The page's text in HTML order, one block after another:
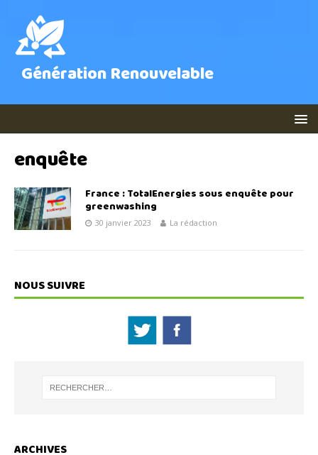
Génération Renouvelable
enquête
France : TotalEnergies sous enquête pour
greenwashing
30 janvier 2023 La rédaction
NOUS SUIVRE
ARCHIVES